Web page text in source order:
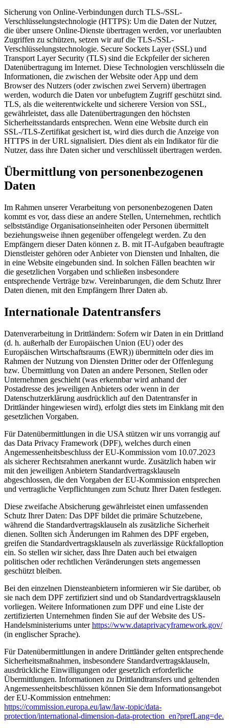
Sicherung von Online-Verbindungen durch TLS-/SSL-
Verschlüsselungstechnologie (HTTPS): Um die Daten der Nutzer,
die über unsere Online-Dienste übertragen werden, vor unerlaubten
Zugriffen zu schützen, setzen wir auf die TLS-/SSL-
Verschlüsselungstechnologie. Secure Sockets Layer (SSL) und
Transport Layer Security (TLS) sind die Eckpfeiler der sicheren
Datenübertragung im Internet. Diese Technologien verschlüsseln die
Informationen, die zwischen der Website oder App und dem
Browser des Nutzers (oder zwischen zwei Servern) übertragen
werden, wodurch die Daten vor unbefugtem Zugriff geschützt sind.
TLS, als die weiterentwickelte und sicherere Version von SSL,
gewährleistet, dass alle Datenübertragungen den höchsten
Sicherheitsstandards entsprechen. Wenn eine Website durch ein
SSL-/TLS-Zertifikat gesichert ist, wird dies durch die Anzeige von
HTTPS in der URL signalisiert. Dies dient als ein Indikator für die
Nutzer, dass ihre Daten sicher und verschlüsselt übertragen werden.
Übermittlung von personenbezogenen
Daten
Im Rahmen unserer Verarbeitung von personenbezogenen Daten
kommt es vor, dass diese an andere Stellen, Unternehmen, rechtlich
selbstständige Organisationseinheiten oder Personen übermittelt
beziehungsweise ihnen gegenüber offengelegt werden. Zu den
Empfängern dieser Daten können z. B. mit IT-Aufgaben beauftragte
Dienstleister gehören oder Anbieter von Diensten und Inhalten, die
in eine Website eingebunden sind. In solchen Fällen beachten wir
die gesetzlichen Vorgaben und schließen insbesondere
entsprechende Verträge bzw. Vereinbarungen, die dem Schutz Ihrer
Daten dienen, mit den Empfängern Ihrer Daten ab.
Internationale Datentransfers
Datenverarbeitung in Drittländern: Sofern wir Daten in ein Drittland
(d. h. außerhalb der Europäischen Union (EU) oder des
Europäischen Wirtschaftsraums (EWR)) übermitteln oder dies im
Rahmen der Nutzung von Diensten Dritter oder der Offenlegung
bzw. Übermittlung von Daten an andere Personen, Stellen oder
Unternehmen geschieht (was erkennbar wird anhand der
Postadresse des jeweiligen Anbieters oder wenn in der
Datenschutzerklärung ausdrücklich auf den Datentransfer in
Drittländer hingewiesen wird), erfolgt dies stets im Einklang mit den
gesetzlichen Vorgaben.
Für Datenübermittlungen in die USA stützen wir uns vorrangig auf
das Data Privacy Framework (DPF), welches durch einen
Angemessenheitsbeschluss der EU-Kommission vom 10.07.2023
als sicherer Rechtsrahmen anerkannt wurde. Zusätzlich haben wir
mit den jeweiligen Anbietern Standardvertragsklauseln
abgeschlossen, die den Vorgaben der EU-Kommission entsprechen
und vertragliche Verpflichtungen zum Schutz Ihrer Daten festlegen.
Diese zweifache Absicherung gewährleistet einen umfassenden
Schutz Ihrer Daten: Das DPF bildet die primäre Schutzebene,
während die Standardvertragsklauseln als zusätzliche Sicherheit
dienen. Sollten sich Änderungen im Rahmen des DPF ergeben,
greifen die Standardvertragsklauseln als zuverlässige Rückfalloption
ein. So stellen wir sicher, dass Ihre Daten auch bei etwaigen
politischen oder rechtlichen Veränderungen stets angemessen
geschützt bleiben.
Bei den einzelnen Diensteanbietern informieren wir Sie darüber, ob
sie nach dem DPF zertifiziert sind und ob Standardvertragsklauseln
vorliegen. Weitere Informationen zum DPF und eine Liste der
zertifizierten Unternehmen finden Sie auf der Website des US-
Handelsministeriums unterhttps://www.dataprivacyframework.gov/
(in englischer Sprache).
Für Datenübermittlungen in andere Drittländer gelten entsprechende
Sicherheitsmaßnahmen, insbesondere Standardvertragsklauseln,
ausdrückliche Einwilligungen oder gesetzlich erforderliche
Übermittlungen. Informationen zu Drittlandtransfers und geltenden
Angemessenheitsbeschlüssen können Sie dem Informationsangebot
der EU-Kommission entnehmen:
https://commission.europa.eu/law/law-topic/data-
protection/international-dimension-data-protection_en?prefLang=de.